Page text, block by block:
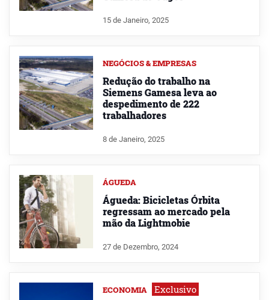
15 de Janeiro, 2025
NEGÓCIOS & EMPRESAS
Redução do trabalho na
Siemens Gamesa leva ao
despedimento de 222
trabalhadores
8 de Janeiro, 2025
ÁGUEDA
Águeda: Bicicletas Órbita
regressam ao mercado pela
mão da Lightmobie
27 de Dezembro, 2024
ECONOMIA Exclusivo